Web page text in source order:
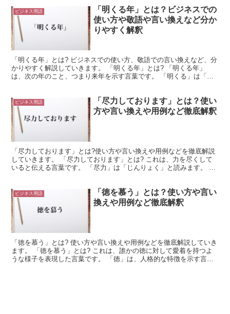
ビジネス用語
「明くる年」とは？ビジネスでの
使い方や敬語や言い換えなど分か
りやすく解釈
「明くる年」とは? ビジネスでの使い方、敬語での言い換えなど、分
かりやすく解説していきます。 「明くる年」とは? 「明くる年」
は、次の年のこと、つまり来年を示す言葉です。 「明くる」は「明
ビジネス用語
「尽力しております」とは？使い
方や言い換えや用例など徹底解釈
「尽力しております」とは?使い方や言い換えや用例などを徹底解説
していきます。 「尽力しております」とは? これは、力を尽くして
いると伝える言葉です。 「尽力」は「じんりょく」と読みます。 こ
ビジネス用語
「徳を慕う」とは？使い方や言い
換えや用例など徹底解釈
「徳を慕う」とは? 使い方や言い換えや用例などを徹底解説していき
ます。 「徳を慕う」とは? これは、誰かの徳に対して愛着を持つよ
うな様子を表現した言葉です。 「徳」は、人格的な特徴を示す言葉